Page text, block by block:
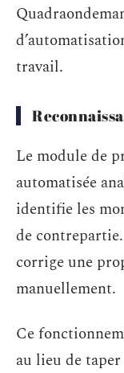
travail.
Le module de
automatisée
identifie les
de
corrige une
manuellement.
Ce
au lieu de